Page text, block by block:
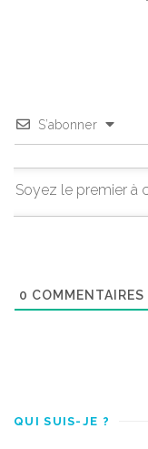
S’abonner
0 COMMENTAIRES
QUI SUIS-JE ?